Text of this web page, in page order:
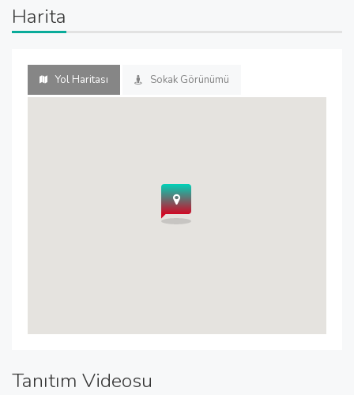
Harita
Yol Haritası Sokak Görünümü
Tanıtım Videosu